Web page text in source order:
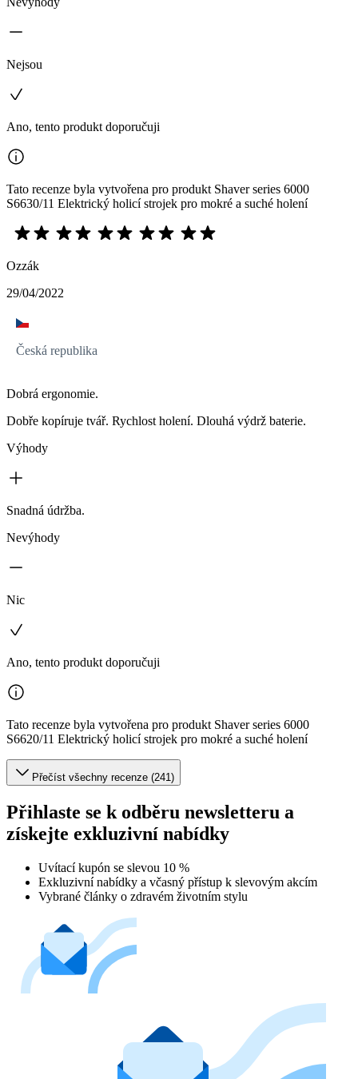
Nejsou
Ano, tento produkt doporučuji
Tato recenze byla vytvořena pro produkt Shaver series 6000
S6630/11 Elektrický holicí strojek pro mokré a suché holení
Ozzák
29/04/2022
Česká republika
Dobrá ergonomie.
Dobře kopíruje tvář. Rychlost holení. Dlouhá výdrž baterie.
Výhody
Snadná údržba.
Nevýhody
Nic
Ano, tento produkt doporučuji
Tato recenze byla vytvořena pro produkt Shaver series 6000
S6620/11 Elektrický holicí strojek pro mokré a suché holení
Přečíst všechny recenze (241)
Přihlaste se k odběru newsletteru a
získejte exkluzivní nabídky
Uvítací kupón se slevou 10 %
Exkluzivní nabídky a včasný přístup k slevovým akcím
Vybrané články o zdravém životním stylu